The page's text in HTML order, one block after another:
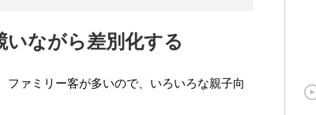
ながら差別化する
ファミリー客が多いので、いろいろな親子向